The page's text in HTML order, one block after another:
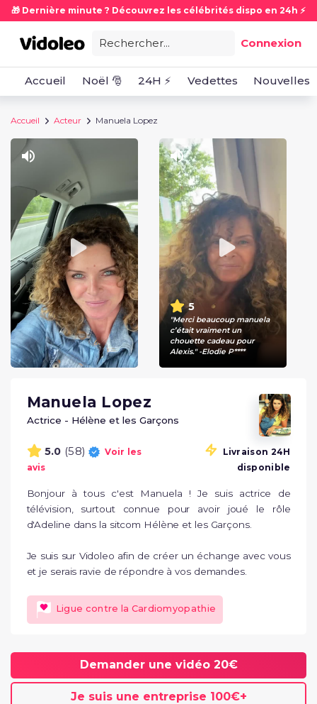
🎁 Dernière minute ? Découvrez les célébrités dispo en 24h ⚡
Rechercher... Connexion
Accueil Noël 🎅 24H ⚡ Vedettes Nouvelles
Accueil Acteur Manuela Lopez
5
"Merci beaucoup manuela
c’était vraiment un
chouette cadeau pour
Alexis." -Elodie P****
Manuela Lopez
Actrice - Hélène et les Garçons
5.0 (58)
Voir les
avis
Livraison 24H
disponible
Bonjour à tous c'est Manuela ! Je suis actrice de
télévision, surtout connue pour avoir joué le rôle
d'Adeline dans la sitcom Hélène et les Garçons.
Je suis sur Vidoleo afin de créer un échange avec vous
et je serais ravie de répondre à vos demandes.
Ligue contre la Cardiomyopathie
Demander une vidéo 20€
Je suis une entreprise 100€+